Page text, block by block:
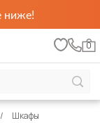
ниже!
0
Шкафы